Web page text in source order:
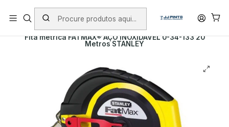
PORTES INCLUÍDOS EM ENCOMENDAS +75€ (excepto ilhas)
Início Envio
Envio imediato
Fita métrica FATMAX® AÇO INOXIDÁVEL 0-34-133 20
Metros STANLEY